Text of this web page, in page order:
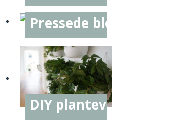
Pressede blomster
DIY plantevæg